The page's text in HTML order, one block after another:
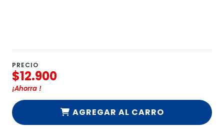
PRECIO
$12.900
¡Ahorra !
AGREGAR AL CARRO